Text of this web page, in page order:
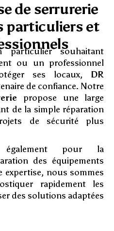
de serrurerie
particuliers et
souhaitant
ou un professionnel
ses locaux, DR
de confiance. Notre
propose une large
de la simple réparation
de sécurité plus
également pour la
des équipements
expertise, nous sommes
rapidement les
des solutions adaptées